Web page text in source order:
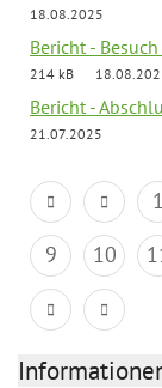
18.08.2025
Bericht -
214 kB
Bericht -
21.07.2025
1
9
10